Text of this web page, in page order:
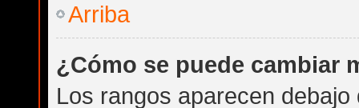
Arriba
¿Cómo se puede cambiar
Los rangos aparecen